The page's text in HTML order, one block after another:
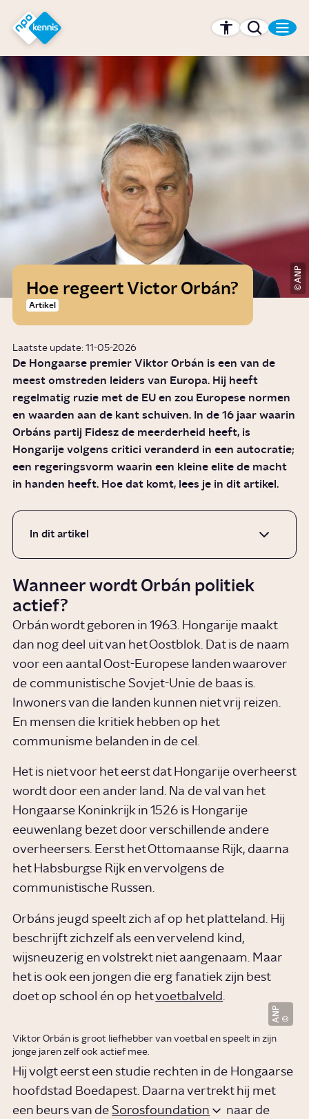
Hét kennisplatform van de NPO
ANP
Hoe regeert Victor Orbán?
Artikel
Laatste update: 11-05-2026
De Hongaarse premier Viktor Orbán is een van de
meest omstreden leiders van Europa. Hij heeft
regelmatig ruzie met de EU en zou Europese normen
en waarden aan de kant schuiven. In de 16 jaar waarin
Orbáns partij Fidesz de meerderheid heeft, is
Hongarije volgens critici veranderd in een autocratie;
een regeringsvorm waarin een kleine elite de macht
in handen heeft. Hoe dat komt, lees je in dit artikel.
In dit artikel
Wanneer wordt Orbán politiek
actief?
Orbán wordt geboren in 1963. Hongarije maakt
dan nog deel uit van het Oostblok. Dat is de naam
voor een aantal Oost-Europese landen waarover
de communistische Sovjet-Unie de baas is.
Inwoners van die landen kunnen niet vrij reizen.
En mensen die kritiek hebben op het
communisme belanden in de cel.
Het is niet voor het eerst dat Hongarije overheerst
wordt door een ander land. Na de val van het
Hongaarse Koninkrijk in 1526 is Hongarije
eeuwenlang bezet door verschillende andere
overheersers. Eerst het Ottomaanse Rijk, daarna
het Habsburgse Rijk en vervolgens de
communistische Russen.
Orbáns jeugd speelt zich af op het platteland. Hij
beschrijft zichzelf als een vervelend kind,
wijsneuzerig en volstrekt niet aangenaam. Maar
het is ook een jongen die erg fanatiek zijn best
doet op school én op hetvoetbalveld.
ANP
Viktor Orbán is groot liefhebber van voetbal en speelt in zijn
jonge jaren zelf ook actief mee.
Hij volgt eerst een studie rechten in de Hongaarse
hoofdstad Boedapest. Daarna vertrekt hij met
een beurs van deSorosfoundation
naar de